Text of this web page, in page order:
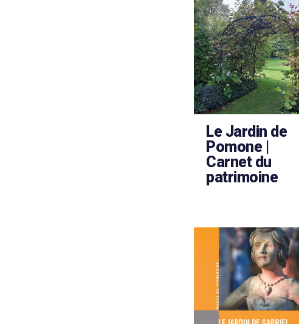
Le Jardin de
Pomone |
Carnet du
patrimoine